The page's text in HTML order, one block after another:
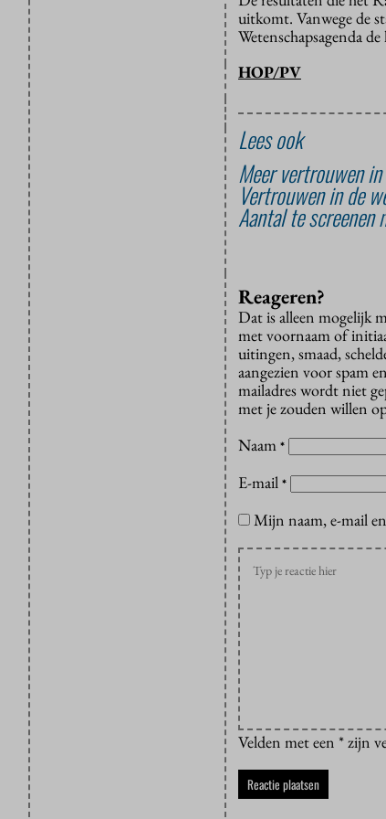
uitkomt. Vanwege de
Wetenschapsagenda
HOP/PV
Lees ook
Meer vertrouwen
Vertrouwen in de
Aantal te screenen
Reageren?
Dat is alleen mogelijk
met voornaam of
uitingen, smaad,
aangezien voor spam
mailadres wordt niet
met je zouden willen
Naam *
E-mail *
Mijn naam, e-mail
Velden met een * zijn